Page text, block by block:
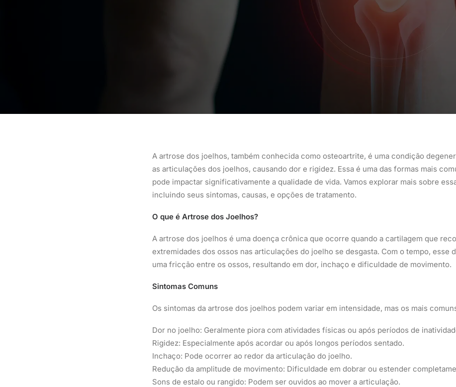
A artrose dos joelhos, também conhecida como osteoartrite, é uma condição
as articulações dos joelhos, causando dor e rigidez. Essa é uma das formas mais
pode impactar significativamente a qualidade de vida. Vamos explorar mais sobre
incluindo seus sintomas, causas, e opções de tratamento.
O que é Artrose dos Joelhos?
A artrose dos joelhos é uma doença crônica que ocorre quando a cartilagem que
extremidades dos ossos nas articulações do joelho se desgasta. Com o tempo, esse
uma fricção entre os ossos, resultando em dor, inchaço e dificuldade de movimento.
Sintomas Comuns
Os sintomas da artrose dos joelhos podem variar em intensidade, mas os mais
Dor no joelho: Geralmente piora com atividades físicas ou após períodos de
Rigidez: Especialmente após acordar ou após longos períodos sentado.
Inchaço: Pode ocorrer ao redor da articulação do joelho.
Redução da amplitude de movimento: Dificuldade em dobrar ou estender
Sons de estalo ou rangido: Podem ser ouvidos ao mover a articulação.